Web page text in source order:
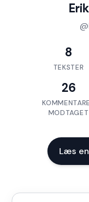
@
8
TEKSTER
26
MODTAGET
Læs